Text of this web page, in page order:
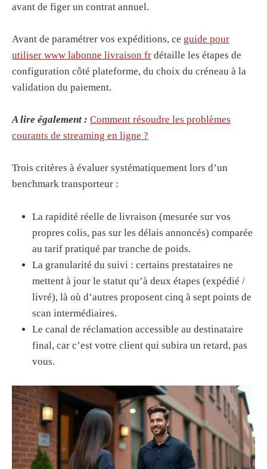
avant de figer un contrat annuel.
Avant de paramétrer vos expéditions, ce guide pour
utiliser www labonne livraison fr détaille les étapes de
configuration côté plateforme, du choix du créneau à la
validation du paiement.
A lire également : Comment résoudre les problèmes
courants de streaming en ligne ?
Trois critères à évaluer systématiquement lors d’un
benchmark transporteur :
La rapidité réelle de livraison (mesurée sur vos
propres colis, pas sur les délais annoncés) comparée
au tarif pratiqué par tranche de poids.
La granularité du suivi : certains prestataires ne
mettent à jour le statut qu’à deux étapes (expédié /
livré), là où d’autres proposent cinq à sept points de
scan intermédiaires.
Le canal de réclamation accessible au destinataire
final, car c’est votre client qui subira un retard, pas
vous.